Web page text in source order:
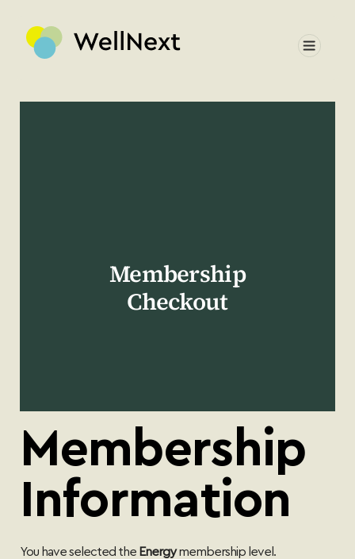
contenuto
Menu
Membership
Checkout
Membership
Information
You have selected the Energymembership level.